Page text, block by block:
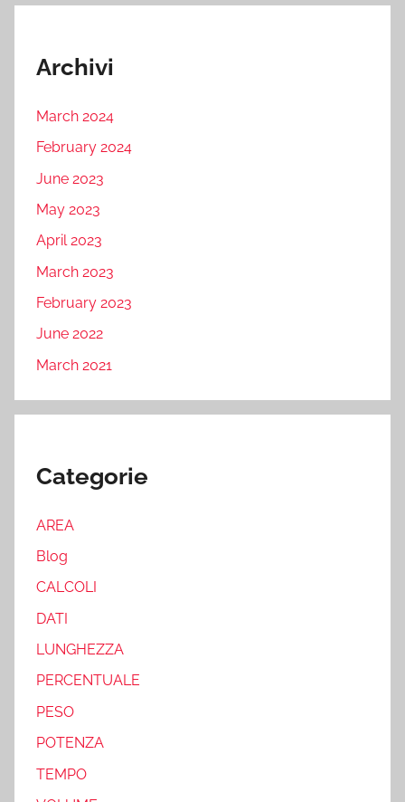
Archivi
March 2024
February 2024
June 2023
May 2023
April 2023
March 2023
February 2023
June 2022
March 2021
Categorie
AREA
Blog
CALCOLI
DATI
LUNGHEZZA
PERCENTUALE
PESO
POTENZA
TEMPO